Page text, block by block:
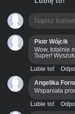
Piotr Wójcik
Wow, totalnie
Super!
Lubie to!
Angelika
Wspaniała
Lubie to!